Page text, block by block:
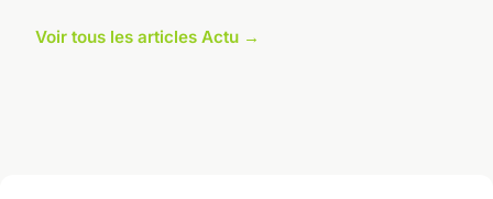
Voir tous les articles Actu →